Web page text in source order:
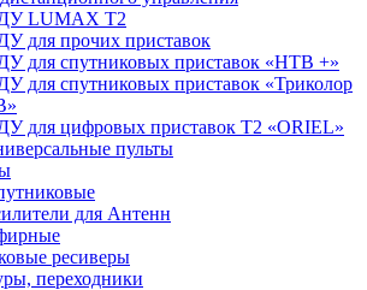
LUMAX Т2
для прочих приставок
для спутниковых приставок «НТВ +»
для спутниковых приставок «Триколор
для цифровых приставок Т2 «ORIEL»
пульты
для Антенн
ресиверы
переходники